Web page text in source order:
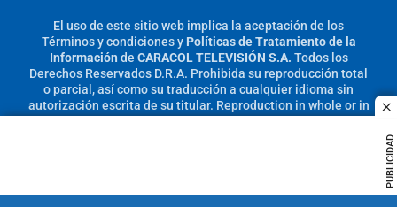
PUBLICIDAD
El uso de este sitio web implica la aceptación de los
Términos y condicionesy Políticas de Tratamiento de la
Información de CARACOL TELEVISIÓN S.A. Todos los
Derechos Reservados D.R.A. Prohibida su reproducción total
o parcial, así como su traducción a cualquier idioma sin
autorización escrita de su titular. Reproduction in whole or in